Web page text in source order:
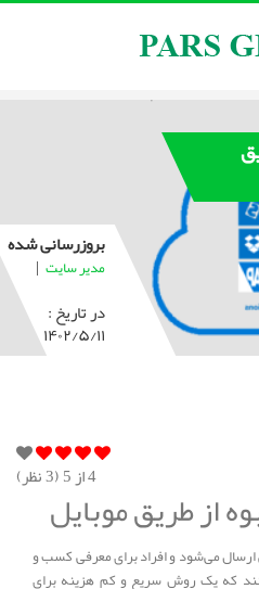
بروزرسانی شده
مدیر سایت |
در تاریخ :
۱۴۰۲/۵/۱۱
از 5 ( 3نظر)
از طریق موبایل
می‌شود و افراد برای معرفی کسب‌ و
که یک روش سریع و کم هزینه برای